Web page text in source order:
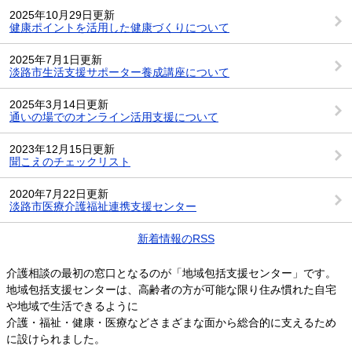
2025年10月29日更新
健康ポイントを活用した健康づくりについて
2025年7月1日更新
淡路市生活支援サポーター養成講座について
2025年3月14日更新
通いの場でのオンライン活用支援について
2023年12月15日更新
聞こえのチェックリスト
2020年7月22日更新
淡路市医療介護福祉連携支援センター
新着情報のRSS
介護相談の最初の窓口となるのが「地域包括支援センター」です。
地域包括支援センターは、高齢者の方が可能な限り住み慣れた自宅
や地域で生活できるように
介護・福祉・健康・医療などさまざまな面から総合的に支えるため
に設けられました。